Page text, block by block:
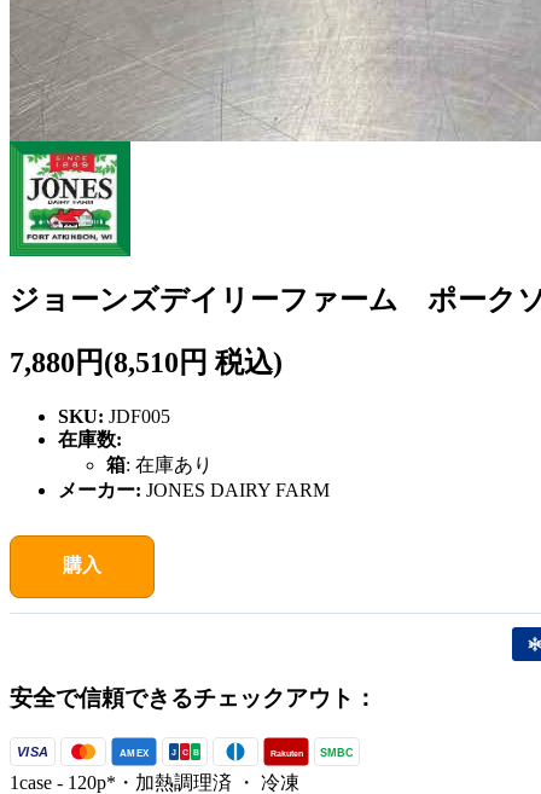
ジョーンズデイリーファーム ポークソ
7,880円(8,510円 税込)
SKU: JDF005
在庫数:
箱: 在庫あり
メーカー: JONES DAIRY FARM
購入
安全で信頼できるチェックアウト：
VISA AMEX J C B Rakuten SMBC
1case - 120p*・加熱調理済 ・ 冷凍